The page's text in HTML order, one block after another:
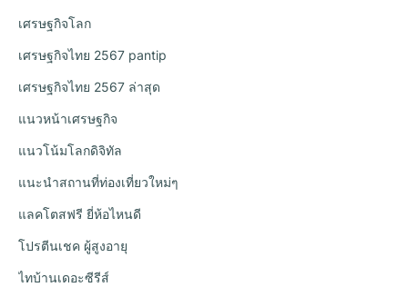
เศรษฐกิจโลก
เศรษฐกิจไทย 2567 pantip
เศรษฐกิจไทย 2567 ล่าสุด
แนวหน้าเศรษฐกิจ
แนวโน้มโลกดิจิทัล
แนะนำสถานที่ท่องเที่ยวใหม่ๆ
แลคโตสฟรี ยี่ห้อไหนดี
โปรตีนเชค ผู้สูงอายุ
ไทบ้านเดอะซีรีส์